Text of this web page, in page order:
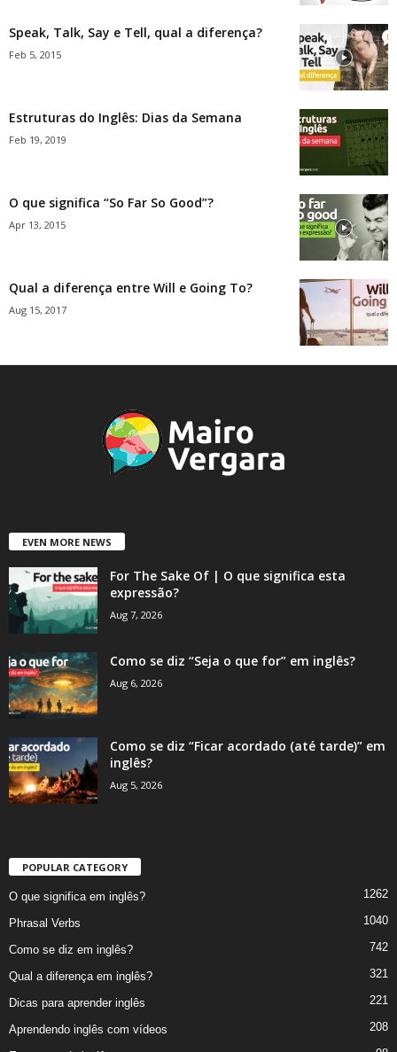
Speak, Talk, Say e Tell, qual a diferença?
Feb 5, 2015
Estruturas do Inglês: Dias da Semana
Feb 19, 2019
O que significa “So Far So Good”?
Apr 13, 2015
Qual a diferença entre Will e Going To?
Aug 15, 2017
EVEN MORE NEWS
For The Sake Of | O que significa esta
expressão?
Aug 7, 2026
Como se diz “Seja o que for” em inglês?
Aug 6, 2026
Como se diz “Ficar acordado (até tarde)” em
inglês?
Aug 5, 2026
POPULAR CATEGORY
O que significa em inglês? 1262
Phrasal Verbs 1040
Como se diz em inglês? 742
Qual a diferença em inglês? 321
Dicas para aprender inglês 221
Aprendendo inglês com vídeos 208